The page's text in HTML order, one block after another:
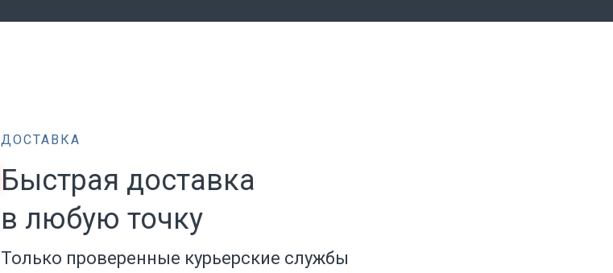
ДОСТАВКА
Быстрая доставка
в любую точку
Только проверенные курьерские службы